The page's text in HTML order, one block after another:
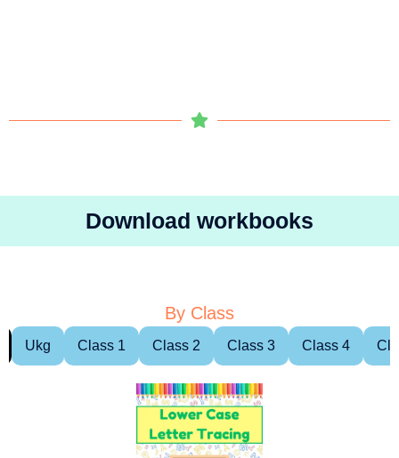
Download workbooks
By Class
Ukg Class 1 Class 2 Class 3 Class 4